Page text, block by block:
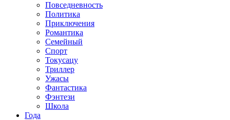
Повседневность
Политика
Приключения
Романтика
Семейный
Спорт
Токусацу
Триллер
Ужасы
Фантастика
Фэнтези
Школа
Года